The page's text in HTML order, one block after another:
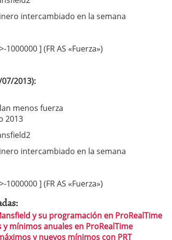
intercambiado en la semana
1000000 ] (FR AS «Fuerza»)
2013):
menos fuerza
2013
intercambiado en la semana
1000000 ] (FR AS «Fuerza»)
y su programación en ProRealTime
y mínimos anuales en ProRealTime
y nuevos mínimos con PRT